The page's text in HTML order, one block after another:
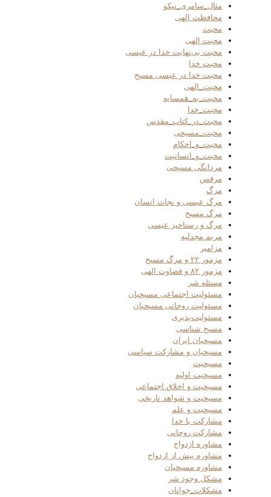
مثال_سامری_نیکو
محافظت الهی
محبت
محبت الهی
محبت بی‌نهایت خدا در عیسی
محبت خدا
محبت خدا در عیسی مسیح
محبت_الهی
محبت_به_همسایه
محبت_خدا
محبت_در_کتاب_مقدس
محبت_مسیحی
محبت_و_احکام
محبت_و_انسانیت
مردانگی مسیحی
مرقس
مرگ
مرگ عیسی و نجات انسان
مرگ مسیح
مرگ و رستاخیز عیسی
مریم مجدلیه
مزامیر
مزمور ۲۲ و مرگ مسیح
مزمور ۸۲ و قضاوت الهی
مسئله شر
مسئولیت اجتماعی مسیحیان
مسئولیت روحانی مسیحیان
مسئولیت‌پذیری
مسیح شناسی
مسیحیان ایران
مسیحیان و مشارکت سیاسی
مسیحیت
مسیحیت اولیه
مسیحیت و اخلاق اجتماعی
مسیحیت و شواهد تاریخی
مسیحیت و علم
مشارکت با خدا
مشارکت روحانی
مشاوره ازدواج
مشاوره پیش از ازدواج
مشاوره مسیحیان
مشکل وجود شر
مشکلات_جوانان